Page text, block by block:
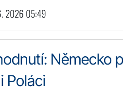
2026 05:49
Německo
Poláci